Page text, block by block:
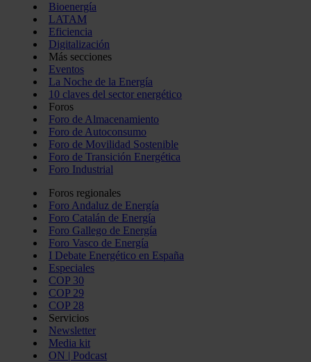
Bioenergía
LATAM
Eficiencia
Digitalización
Más secciones
Eventos
La Noche de la Energía
10 claves del sector energético
Foros
Foro de Almacenamiento
Foro de Autoconsumo
Foro de Movilidad Sostenible
Foro de Transición Energética
Foro Industrial
Foros regionales
Foro Andaluz de Energía
Foro Catalán de Energía
Foro Gallego de Energía
Foro Vasco de Energía
I Debate Energético en España
Especiales
COP 30
COP 29
COP 28
Servicios
Newsletter
Media kit
ON | Podcast